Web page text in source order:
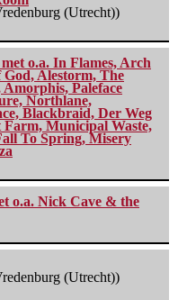
(Utrecht))
o.a. In Flames, Arch
Alestorm, The
Amorphis, Paleface
Northlane,
Blackbraid, Der Weg
Municipal Waste,
To Spring, Misery
o.a. Nick Cave & the
(Utrecht))